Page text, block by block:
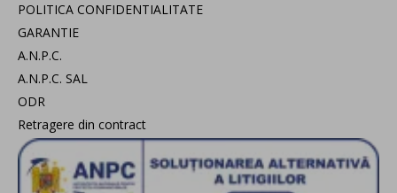
POLITICA CONFIDENTIALITATE
GARANTIE
A.N.P.C.
A.N.P.C. SAL
ODR
Retragere din contract